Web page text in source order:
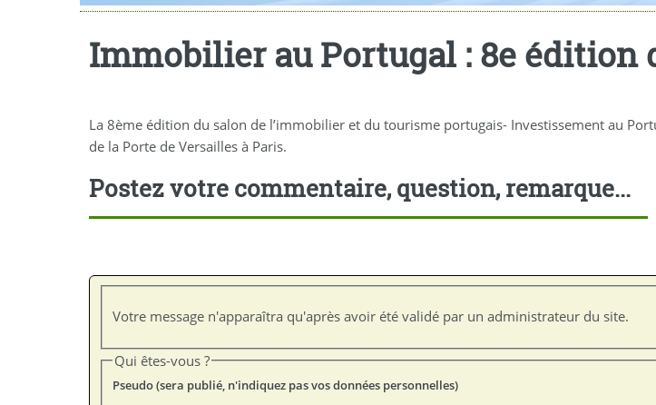
Immobilier au Portugal : 8e édition
La 8ème édition du salon de l’immobilier et du tourisme portugais- Investissement au
de la Porte de Versailles à Paris.
Postez votre commentaire, question, remarque...
Votre message n'apparaîtra qu'après avoir été validé par un administrateur du site.
Qui êtes-vous ?
Pseudo (sera publié, n'indiquez pas vos données personnelles)